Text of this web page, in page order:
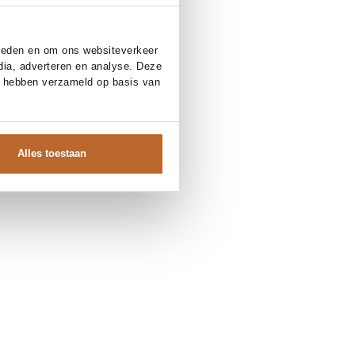
en om ons websiteverkeer
adverteren en analyse. Deze
verzameld op basis van
Alles toestaan